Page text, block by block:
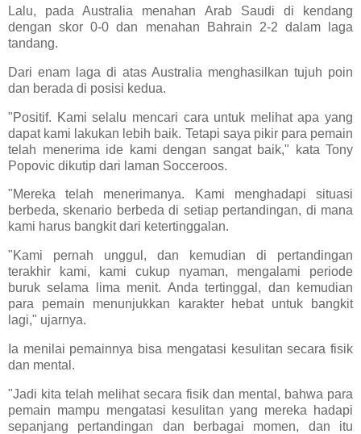
Lalu, pada Australia menahan Arab Saudi di kendang
dengan skor 0-0 dan menahan Bahrain 2-2 dalam laga
tandang.
Dari enam laga di atas Australia menghasilkan tujuh poin
dan berada di posisi kedua.
"Positif. Kami selalu mencari cara untuk melihat apa yang
dapat kami lakukan lebih baik. Tetapi saya pikir para pemain
telah menerima ide kami dengan sangat baik," kata Tony
Popovic dikutip dari laman Socceroos.
"Mereka telah menerimanya. Kami menghadapi situasi
berbeda, skenario berbeda di setiap pertandingan, di mana
kami harus bangkit dari ketertinggalan.
"Kami pernah unggul, dan kemudian di pertandingan
terakhir kami, kami cukup nyaman, mengalami periode
buruk selama lima menit. Anda tertinggal, dan kemudian
para pemain menunjukkan karakter hebat untuk bangkit
lagi," ujarnya.
Ia menilai pemainnya bisa mengatasi kesulitan secara fisik
dan mental.
"Jadi kita telah melihat secara fisik dan mental, bahwa para
pemain mampu mengatasi kesulitan yang mereka hadapi
sepanjang pertandingan dan berbagai momen, dan itu